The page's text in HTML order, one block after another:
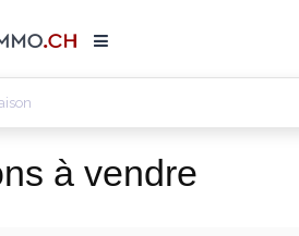
à vendre